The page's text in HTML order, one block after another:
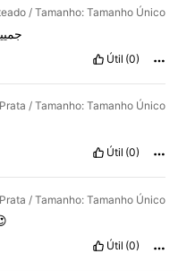
/ Tamanho: Tamanho Único
Útil (0)
/ Tamanho: Tamanho Único
Útil (0)
/ Tamanho: Tamanho Único
Útil (0)